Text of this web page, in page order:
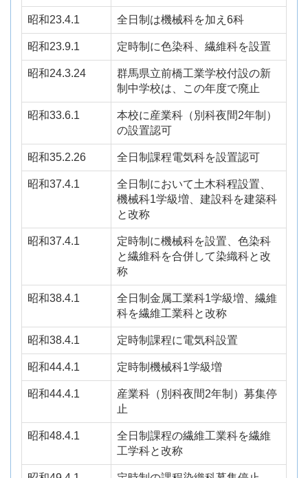
昭和23.4.1 全日制は機械科を加え 6科
昭和23.9.1 定時制に色染科、繊維科を設置
昭和24.3.24
群馬県立前橋工業学校付設の新
制中学校は、この年度で廃止
昭和33.6.1 本校に産業科（別科夜間2年制）
の設置認可
昭和35.2.26 全日制課程電気科を設置認可
昭和37.4.1
全日制において土木科程設置、
機械科1学級増、建設科を建築科
と改称
昭和37.4.1
定時制に機械科を設置、色染科
と繊維科を合併して染織科と改
称
昭和38.4.1 全日制金属工業科1学級増、繊維
科を繊維工業科と改称
昭和38.4.1 定時制課程に電気科設置
昭和44.4.1 定時制機械科1学級増
昭和44.4.1 産業科（別科夜間2年制）募集停
止
昭和48.4.1
全日制課程の繊維工業科を繊維
工学科と改称